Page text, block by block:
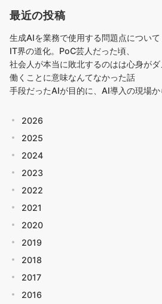
最近の投稿
生成AIを業務で使用する問題点について
IT界の道化。PoC芸人だった頃、
社会人が本当に敗北するのはは心身が
働くことに意味なんてなかった話
手段だったAIが目的に、AI導入の現場
2026
2025
2024
2023
2022
2021
2020
2019
2018
2017
2016